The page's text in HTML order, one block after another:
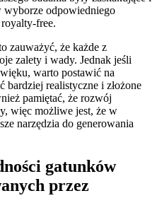
wyborze odpowiedniego
free.
zauważyć, że każde z
zalety i wady. Jednak jeśli
warto postawić na
bardziej realistyczne i złożone
pamiętać, że rozwój
więc możliwe jest, że w
narzędzia do generowania
gatunków
przez